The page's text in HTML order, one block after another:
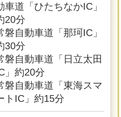
車道「ひたちなかIC」
20分
磐自動車道「那珂IC」
30分
磐自動車道「日立太田
」約20分
磐自動車道「東海スマ
トIC」約15分